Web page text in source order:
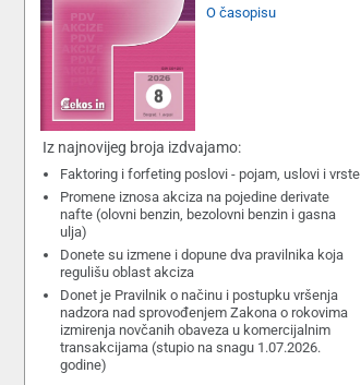
O časopisu
Iz najnovijeg broja izdvajamo:
Faktoring i forfeting poslovi - pojam, uslovi i vrste
Promene iznosa akciza na pojedine derivate
nafte (olovni benzin, bezolovni benzin i gasna
ulja)
Donete su izmene i dopune dva pravilnika koja
regulišu oblast akciza
Donet je Pravilnik o načinu i postupku vršenja
nadzora nad sprovođenjem Zakona o rokovima
izmirenja novčanih obaveza u komercijalnim
transakcijama (stupio na snagu 1.07.2026.
godine)